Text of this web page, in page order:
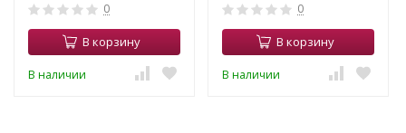
0
В корзину
В наличии
0
В корзину
В наличии